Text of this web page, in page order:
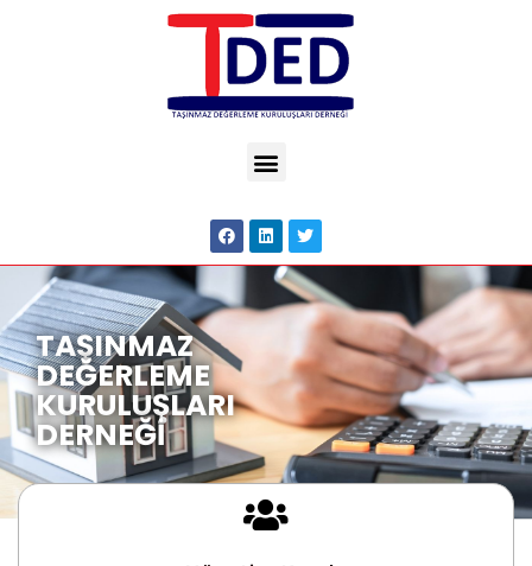
TAŞINMAZ
DEĞERLEME
KURULUŞLARI
DERNEĞİ